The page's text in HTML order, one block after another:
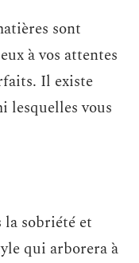
sont
à vos attentes
Il existe
lesquelles vous
la sobriété et
qui arborera à